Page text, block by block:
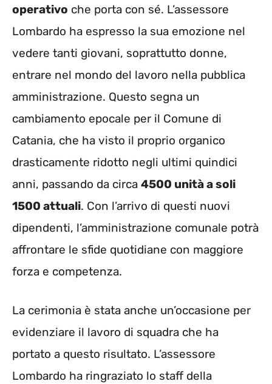
operativo che porta con sé. L’assessore
Lombardo ha espresso la sua emozione nel
vedere tanti giovani, soprattutto donne,
entrare nel mondo del lavoro nella pubblica
amministrazione. Questo segna un
cambiamento epocale per il Comune di
Catania, che ha visto il proprio organico
drasticamente ridotto negli ultimi quindici
anni, passando da circa 4500 unità a soli
1500 attuali. Con l’arrivo di questi nuovi
dipendenti, l’amministrazione comunale potrà
affrontare le sfide quotidiane con maggiore
forza e competenza.
La cerimonia è stata anche un’occasione per
evidenziare il lavoro di squadra che ha
portato a questo risultato. L’assessore
Lombardo ha ringraziato lo staff della